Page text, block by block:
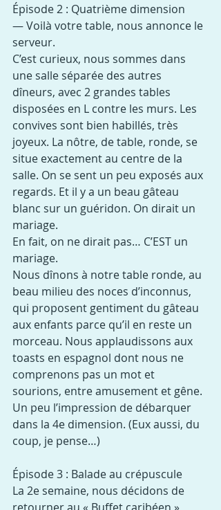
Épisode 2 : Quatrième dimension
— Voilà votre table, nous annonce le
serveur.
C’est curieux, nous sommes dans
une salle séparée des autres
dîneurs, avec 2 grandes tables
disposées en L contre les murs. Les
convives sont bien habillés, très
joyeux. La nôtre, de table, ronde, se
situe exactement au centre de la
salle. On se sent un peu exposés aux
regards. Et il y a un beau gâteau
blanc sur un guéridon. On dirait un
mariage.
En fait, on ne dirait pas… C’EST un
mariage.
Nous dînons à notre table ronde, au
beau milieu des noces d’inconnus,
qui proposent gentiment du gâteau
aux enfants parce qu’il en reste un
morceau. Nous applaudissons aux
toasts en espagnol dont nous ne
comprenons pas un mot et
sourions, entre amusement et gêne.
Un peu l’impression de débarquer
dans la 4e dimension. (Eux aussi, du
coup, je pense…)
Épisode 3 : Balade au crépuscule
La 2e semaine, nous décidons de